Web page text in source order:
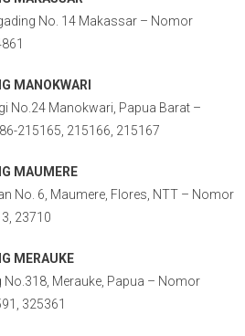
No. 14 Makassar – Nomor
MANOKWARI
No.24 Manokwari, Papua Barat –
215165, 215166, 215167
MAUMERE
No. 6, Maumere, Flores, NTT – Nomor
23710
MERAUKE
Merauke, Papua – Nomor
325361